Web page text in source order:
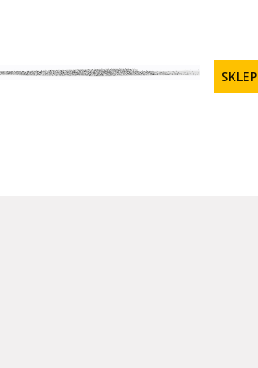
SKLEP